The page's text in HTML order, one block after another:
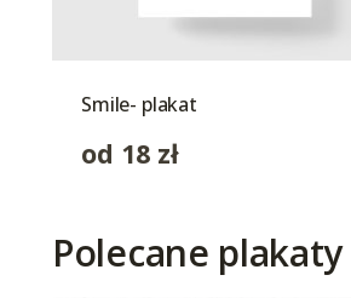
Smile- plakat
od 18 zł
Polecane plakaty